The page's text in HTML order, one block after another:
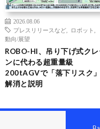
2026.08.06
プレスリリースなど
ロボット
動向/展望
ROBO-HI、吊り下げ式ク
ンに代わる超重量級
200tAGVで「落下リスク」
解消と説明